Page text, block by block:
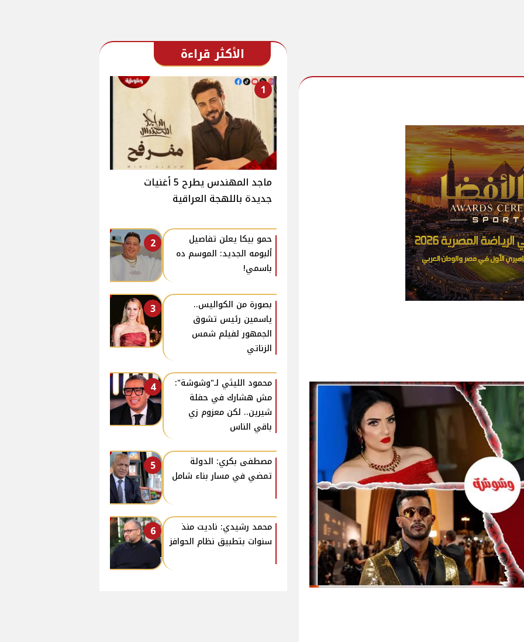
الأكثر قراءة
1
ماجد المهندس يطرح 5 أغنيات
جديدة باللهجة العراقية
2
حمو بيكا يعلن تفاصيل
ألبومه الجديد: الموسم ده
باسمي!
3
بصورة من الكواليس..
ياسمين رئيس تشوق
الجمهور لفيلم شمس
الزناتي
4
محمود الليثي لـ"وشوشة":
مش هشارك في حفلة
شيرين.. لكن معزوم زي
باقي الناس
5
مصطفى بكري: الدولة
تمضي في مسار بناء شامل
6
محمد رشيدي: ناديت منذ
سنوات بتطبيق نظام الحوافز